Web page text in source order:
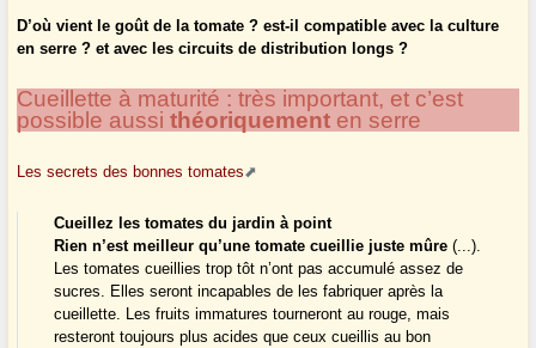
D’où vient le goût de la tomate ? est-il compatible avec la culture
en serre ? et avec les circuits de distribution longs ?
Cueillette à maturité : très important, et c’est
possible aussithéoriquement en serre
Les secrets des bonnes tomates
Cueillez les tomates du jardin à point
Rien n’est meilleur qu’une tomate cueillie juste mûre (...).
Les tomates cueillies trop tôt n’ont pas accumulé assez de
sucres. Elles seront incapables de les fabriquer après la
cueillette. Les fruits immatures tourneront au rouge, mais
resteront toujours plus acides que ceux cueillis au bon